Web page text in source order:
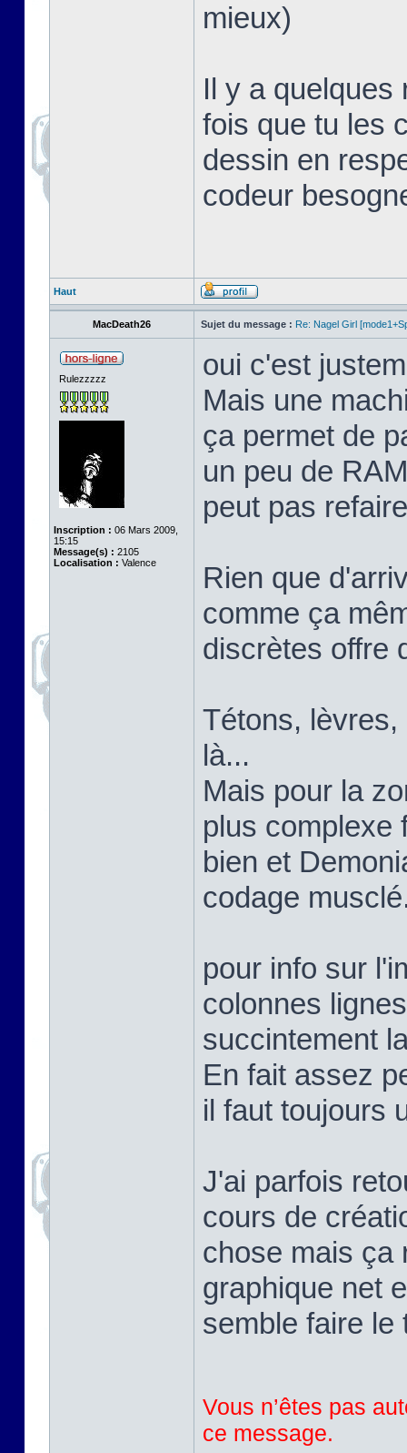
mieux)
Il y a quelques
fois que tu les
dessin en
codeur
Haut
MacDeath26 Sujet du message : Re: Nagel Girl
Rulezzzzz
Inscription : 06 Mars 2009,
15:15
Message(s) : 2105
Localisation : Valence
oui c'est
Mais une
ça permet de
un peu de
peut pas
Rien que
comme ça
discrètes offre
Tétons,
là...
Mais pour la
plus complexe
bien et
codage
pour info sur
colonnes
succintement
En fait assez
il faut toujours
J'ai parfois
cours de
chose mais ça
graphique net
semble faire le
Vous n’êtes pas
ce message.